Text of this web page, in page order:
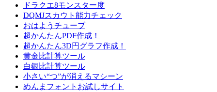
ドラクエ8モンスター度
DQMJスカウト能力チェック
おはようチューブ
超かんたんPDF作成！
超かんたん3D円グラフ作成！
黄金比計算ツール
白銀比計算ツール
小さい“つ”が消えるマシーン
めんまフォントお試しサイト